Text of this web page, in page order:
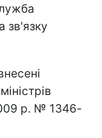
зв'язку
р. № 1346-